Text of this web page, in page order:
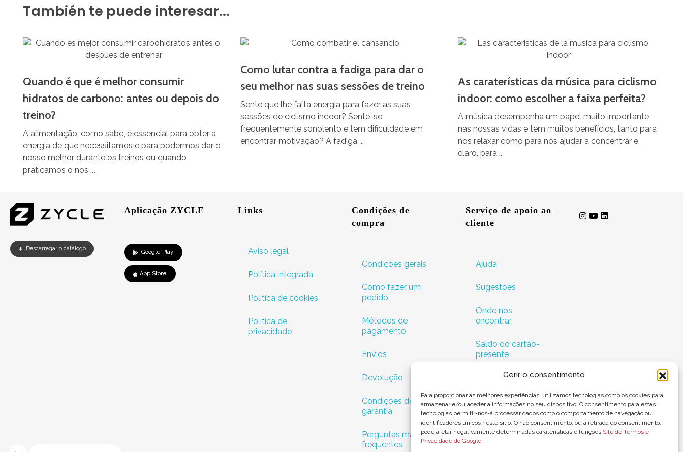
Gerir o consentimento
Para proporcionar as melhores experiências, utilizamos tecnologias como os cookies para
armazenar e/ou aceder a informações no seu dispositivo. O consentimento para estas
tecnologias permitir-nos-á processar dados como o comportamento de navegação ou
identificadores únicos neste sítio. O não consentimento, ou a retirada do consentimento,
pode afetar negativamente determinadas caraterísticas e funções.Site de Termos e
Privacidade do Google.
También te puede interesar...
Quando é que é melhor consumir
hidratos de carbono: antes ou depois do
treino?
A alimentação, como sabe, é essencial para obter a
energia de que necessitamos e para podermos dar o
nosso melhor durante os treinos ou quando
praticamos o nos ...
Como lutar contra a fadiga para dar o
seu melhor nas suas sessões de treino
Sente que lhe falta energia para fazer as suas
sessões de ciclismo indoor? Sente-se
frequentemente sonolento e tem dificuldade em
encontrar motivação? A fadiga ...
As caraterísticas da música para ciclismo
indoor: como escolher a faixa perfeita?
A música desempenha um papel muito importante
nas nossas vidas e tem muitos benefícios, tanto para
nos relaxar como para nos ajudar a concentrar e,
claro, para ...
Descarregar o catálogo
Aplicação ZYCLE
Google Play
App Store
Links
Aviso legal
Política integrada
Política de cookies
Política de
privacidade
Condições de
compra
Condições gerais
Como fazer um
pedido
Métodos de
pagamento
Envios
Devolução
Condições de
garantia
Perguntas mais
frequentes
Serviço de apoio ao
cliente
Ajuda
Sugestões
Onde nos
encontrar
Saldo do cartão-
presente